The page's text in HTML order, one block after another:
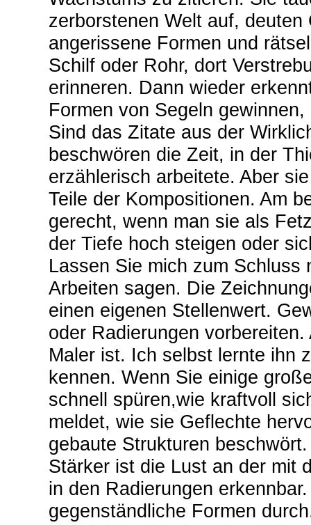
zerborstenen Welt auf,
angerissene Formen und
Schilf oder Rohr, dort
erinneren. Dann wieder
Formen von Segeln
Sind das Zitate aus der
beschwören die Zeit, in der
erzählerisch arbeitete. Aber
Teile der Kompositionen. Am
gerecht, wenn man sie als
der Tiefe hoch steigen oder
Lassen Sie mich zum
Arbeiten sagen. Die
einen eigenen Stellenwert.
oder Radierungen
Maler ist. Ich selbst lernte ihn
kennen. Wenn Sie einige
schnell spüren,wie kraftvoll
meldet, wie sie Geflechte
gebaute Strukturen beschwört.
Stärker ist die Lust an der mit
in den Radierungen
gegenständliche Formen